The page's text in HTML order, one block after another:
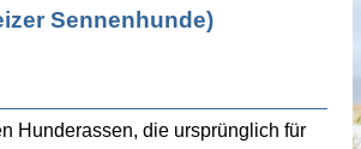
Sennenhunde)
Hunderassen, die ursprünglich für